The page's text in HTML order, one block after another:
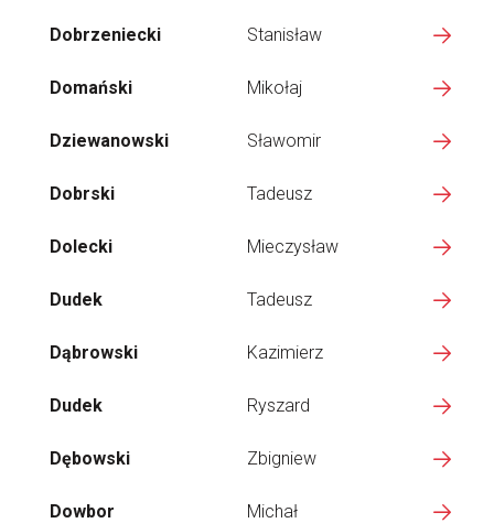
Dobrzeniecki Stanisław
Domański Mikołaj
Dziewanowski Sławomir
Dobrski Tadeusz
Dolecki Mieczysław
Dudek Tadeusz
Dąbrowski Kazimierz
Dudek Ryszard
Dębowski Zbigniew
Dowbor Michał